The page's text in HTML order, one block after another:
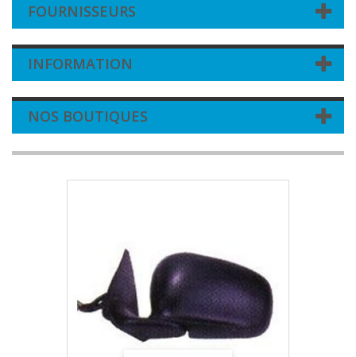
FOURNISSEURS
INFORMATION
NOS BOUTIQUES